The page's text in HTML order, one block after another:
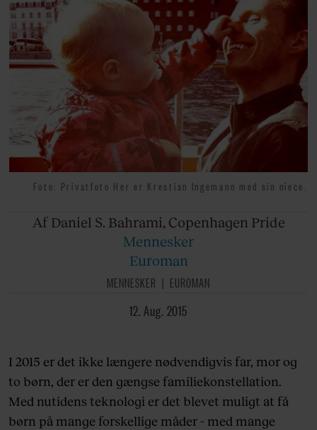
Foto: Privatfoto Her er Krestian Ingemann med sin niece.
Af Daniel S. Bahrami, Copenhagen Pride
Mennesker
Euroman
MENNESKER
EUROMAN
12. Aug. 2015
I 2015 er det ikke længere nødvendigvis far, mor og
to børn, der er den gængse familiekonstellation.
Med nutidens teknologi er det blevet muligt at få
børn på mange forskellige måder - med mange